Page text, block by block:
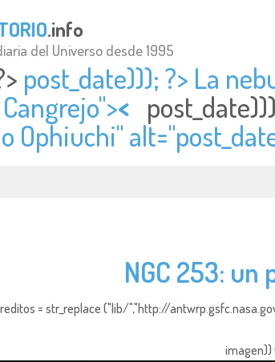
.info
del Universo desde 1995
post_date))); ?> La
<
Ophiuchi" alt="
NGC 253:
= str_replace ("lib/","http://
imagen))